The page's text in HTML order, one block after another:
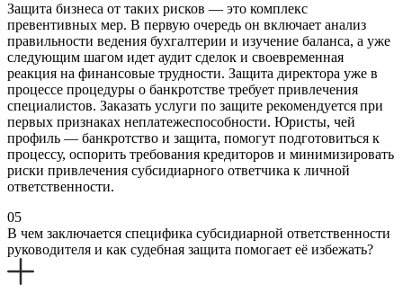
Защита бизнеса от таких рисков — это комплекс
превентивных мер. В первую очередь он включает анализ
правильности ведения бухгалтерии и изучение баланса, а уже
следующим шагом идет аудит сделок и своевременная
реакция на финансовые трудности. Защита директора уже в
процессе процедуры о банкротстве требует привлечения
специалистов. Заказать услуги по защите рекомендуется при
первых признаках неплатежеспособности. Юристы, чей
профиль — банкротство и защита, помогут подготовиться к
процессу, оспорить требования кредиторов и минимизировать
риски привлечения субсидиарного ответчика к личной
ответственности.
05
В чем заключается специфика субсидиарной ответственности
руководителя и как судебная защита помогает её избежать?